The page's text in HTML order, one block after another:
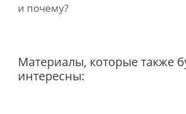
и почему?
Материалы, которые также
интересны: